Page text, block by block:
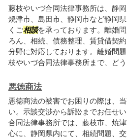
藤枝やいづ合同法律事務所は、静
焼津市、島田市、静岡市など静岡
くご相談を承っております。離婚
ろん、相続、債務整理、賃貸借契
分野に対応しております。離婚問
枝やいづ合同法律事務所まで、ど
悪徳商法
悪徳商法の被害でお困りの際は、
い。示談交渉から訴訟までお任せ
合同法律事務所では、藤枝市、焼
心に、静岡県内にて、相続問題、